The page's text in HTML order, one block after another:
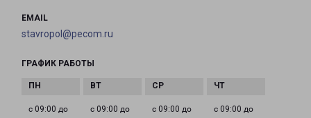
EMAIL
stavropol@pecom.ru
ГРАФИК РАБОТЫ
с 09:00 до
с 09:00 до
с 09:00 до
с 09:00 до